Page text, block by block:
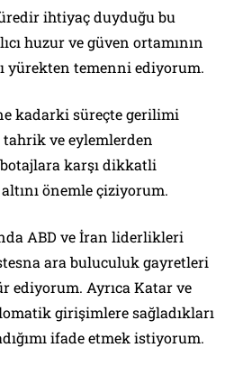
ihtiyaç duyduğu bu
huzur ve güven ortamının
yürekten temenni ediyorum.
kadarki süreçte gerilimi
tahrik ve eylemlerden
karşı dikkatli
önemle çiziyorum.
ABD ve İran liderlikleri
ara buluculuk gayretleri
ediyorum. Ayrıca Katar ve
girişimlere sağladıkları
ifade etmek istiyorum.